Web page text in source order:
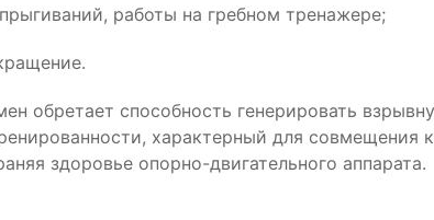
работы на гребном тренажере;
обретает способность генерировать
характерный для совмещения
здоровье опорно-двигательного аппарата.